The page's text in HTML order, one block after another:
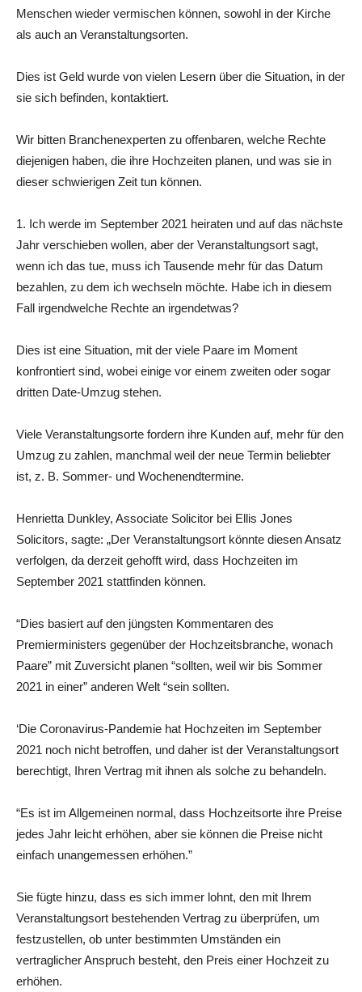
Menschen wieder vermischen können, sowohl in der Kirche
als auch an Veranstaltungsorten.
Dies ist Geld wurde von vielen Lesern über die Situation, in der
sie sich befinden, kontaktiert.
Wir bitten Branchenexperten zu offenbaren, welche Rechte
diejenigen haben, die ihre Hochzeiten planen, und was sie in
dieser schwierigen Zeit tun können.
1. Ich werde im September 2021 heiraten und auf das nächste
Jahr verschieben wollen, aber der Veranstaltungsort sagt,
wenn ich das tue, muss ich Tausende mehr für das Datum
bezahlen, zu dem ich wechseln möchte. Habe ich in diesem
Fall irgendwelche Rechte an irgendetwas?
Dies ist eine Situation, mit der viele Paare im Moment
konfrontiert sind, wobei einige vor einem zweiten oder sogar
dritten Date-Umzug stehen.
Viele Veranstaltungsorte fordern ihre Kunden auf, mehr für den
Umzug zu zahlen, manchmal weil der neue Termin beliebter
ist, z. B. Sommer- und Wochenendtermine.
Henrietta Dunkley, Associate Solicitor bei Ellis Jones
Solicitors, sagte: „Der Veranstaltungsort könnte diesen Ansatz
verfolgen, da derzeit gehofft wird, dass Hochzeiten im
September 2021 stattfinden können.
“Dies basiert auf den jüngsten Kommentaren des
Premierministers gegenüber der Hochzeitsbranche, wonach
Paare” mit Zuversicht planen “sollten, weil wir bis Sommer
2021 in einer” anderen Welt “sein sollten.
‘Die Coronavirus-Pandemie hat Hochzeiten im September
2021 noch nicht betroffen, und daher ist der Veranstaltungsort
berechtigt, Ihren Vertrag mit ihnen als solche zu behandeln.
“Es ist im Allgemeinen normal, dass Hochzeitsorte ihre Preise
jedes Jahr leicht erhöhen, aber sie können die Preise nicht
einfach unangemessen erhöhen.”
Sie fügte hinzu, dass es sich immer lohnt, den mit Ihrem
Veranstaltungsort bestehenden Vertrag zu überprüfen, um
festzustellen, ob unter bestimmten Umständen ein
vertraglicher Anspruch besteht, den Preis einer Hochzeit zu
erhöhen.